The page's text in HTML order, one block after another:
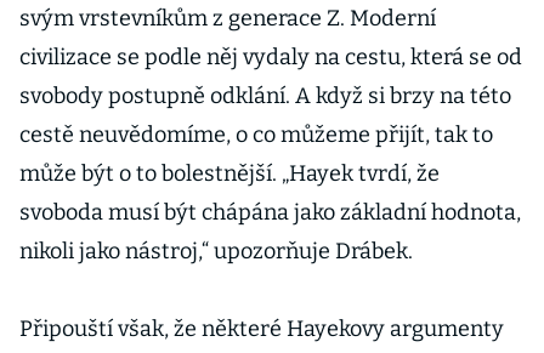
svým vrstevníkům z generace Z. Moderní
civilizace se podle něj vydaly na cestu, která se od
svobody postupně odklání. A když si brzy na této
cestě neuvědomíme, o co můžeme přijít, tak to
může být o to bolestnější. „Hayek tvrdí, že
svoboda musí být chápána jako základní hodnota,
nikoli jako nástroj,“ upozorňuje Drábek.
Připouští však, že některé Hayekovy argumenty